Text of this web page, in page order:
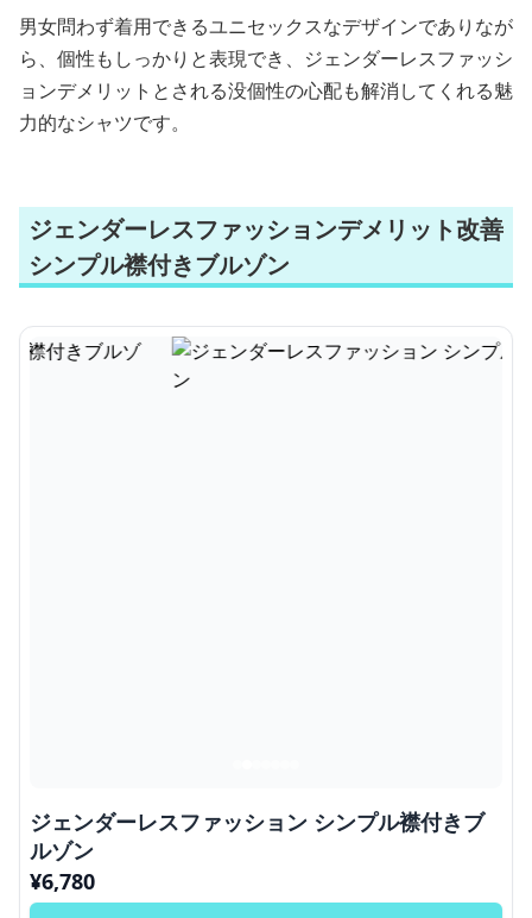
男女問わず着用できるユニセックスなデザインでありなが
ら、個性もしっかりと表現でき、ジェンダーレスファッシ
ョンデメリットとされる没個性の心配も解消してくれる魅
力的なシャツです。
ジェンダーレスファッションデメリット改善
シンプル襟付きブルゾン
ジェンダーレスファッション シンプル襟付きブ
ルゾン
¥6,780